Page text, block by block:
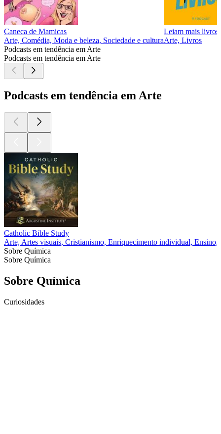
Caneca de Mamicas
Arte, Comédia, Moda e beleza, Sociedade e cultura
Leiam mais livros
Arte, Livros
Podcasts em tendência em Arte
Podcasts em tendência em Arte
Podcasts em tendência em Arte
Catholic Bible Study
Arte, Artes visuais, Cristianismo, Enriquecimento individual,
Sobre Química
Sobre Química
Sobre Química
Curiosidades